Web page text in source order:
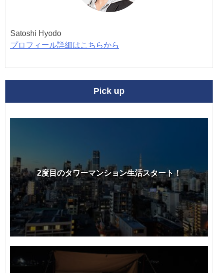
Satoshi Hyodo
プロフィール詳細はこちらから
Pick up
2度目のタワーマンション生活スタート！